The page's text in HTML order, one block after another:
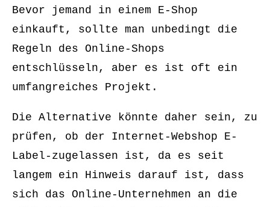
Bevor jemand in einem E-Shop
einkauft, sollte man unbedingt die
Regeln des Online-Shops
entschlüsseln, aber es ist oft ein
umfangreiches Projekt.
Die Alternative könnte daher sein, zu
prüfen, ob der Internet-Webshop E-
Label-zugelassen ist, da es seit
langem ein Hinweis darauf ist, dass
sich das Online-Unternehmen an die